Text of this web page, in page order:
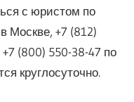
с юристом по
Москве, +7 (812)
(800) 550-38-47 по
круглосуточно.